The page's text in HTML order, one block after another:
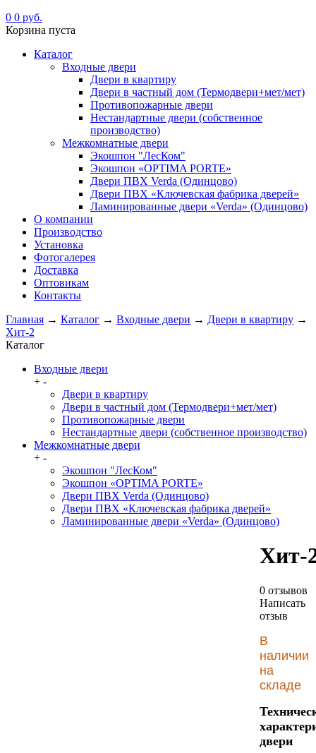
0 0 руб.
Корзина пуста
Каталог
Входные двери
Двери в квартиру
Двери в частный дом (Термодвери+мет/мет)
Противопожарные двери
Нестандартные двери (собственное
производство)
Межкомнатные двери
Экошпон "ЛесКом"
Экошпон «OPTIMA PORTE»
Двери ПВХ Verda (Одинцово)
Двери ПВХ «Ключевская фабрика дверей»
Ламинированные двери «Verda» (Одинцово)
О компании
Производство
Установка
Фотогалерея
Доставка
Оптовикам
Контакты
Главная → Каталог → Входные двери → Двери в квартиру →
Хит-2
Каталог
Входные двери
+ -
Двери в квартиру
Двери в частный дом (Термодвери+мет/мет)
Противопожарные двери
Нестандартные двери (собственное производство)
Межкомнатные двери
+ -
Экошпон "ЛесКом"
Экошпон «OPTIMA PORTE»
Двери ПВХ Verda (Одинцово)
Двери ПВХ «Ключевская фабрика дверей»
Ламинированные двери «Verda» (Одинцово)
Хит-
0 отзывов
Написать
отзыв
В
наличии
на
складе
двери